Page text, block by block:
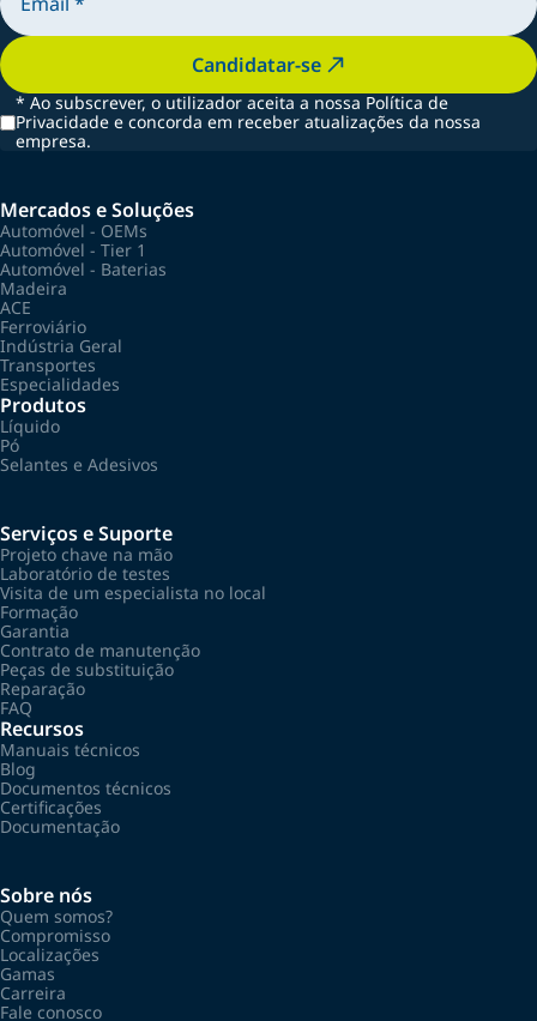
Candidatar-se
* Ao subscrever, o utilizador aceita a nossa Política de
Privacidade e concorda em receber atualizações da nossa
empresa.
Mercados e Soluções
Automóvel - OEMs
Automóvel - Tier 1
Automóvel - Baterias
Madeira
ACE
Ferroviário
Indústria Geral
Transportes
Especialidades
Produtos
Líquido
Pó
Selantes e Adesivos
Serviços e Suporte
Projeto chave na mão
Laboratório de testes
Visita de um especialista no local
Formação
Garantia
Contrato de manutenção
Peças de substituição
Reparação
FAQ
Recursos
Manuais técnicos
Blog
Documentos técnicos
Certificações
Documentação
Sobre nós
Quem somos?
Compromisso
Localizações
Gamas
Carreira
Fale conosco